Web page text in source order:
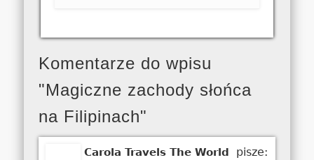
Komentarze do wpisu
"Magiczne zachody słońca
na Filipinach"
Carola Travels The World pisze: